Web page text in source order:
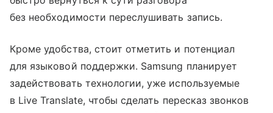
без необходимости переслушивать запись.
Кроме удобства, стоит отметить и потенциал
для языковой поддержки. Samsung планирует
задействовать технологии, уже используемые
в Live Translate, чтобы сделать пересказ звонков